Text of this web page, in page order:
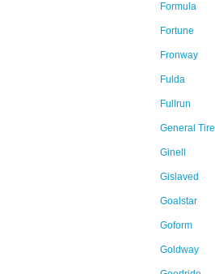
Formula
Fortune
Fronway
Fulda
Fullrun
General Tire
Ginell
Gislaved
Goalstar
Goform
Goldway